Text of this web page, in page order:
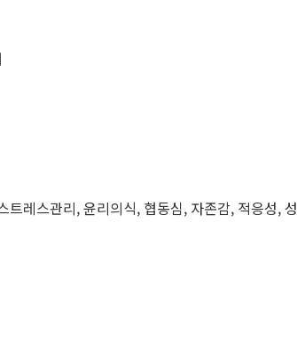
레스관리, 윤리의식, 협동심, 자존감, 적응성,